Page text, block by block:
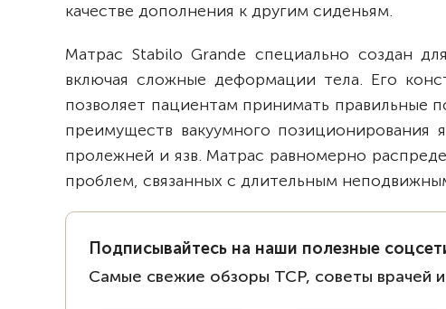
качестве дополнения к другим сиденьям.
Матрас Stabilo Grande специально создан
включая сложные деформации тела. Его
позволяет пациентам принимать правильные
преимуществ вакуумного позиционирования
пролежней и язв. Матрас равномерно
проблем, связанных с длительным
Подписывайтесь на наши полезные
Самые свежие обзоры ТСР, советы врачей